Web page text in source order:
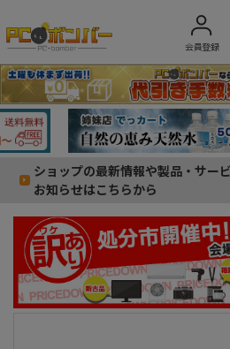
会員登録
ショップの最新情報や製品・サー
お知らせはこちらから